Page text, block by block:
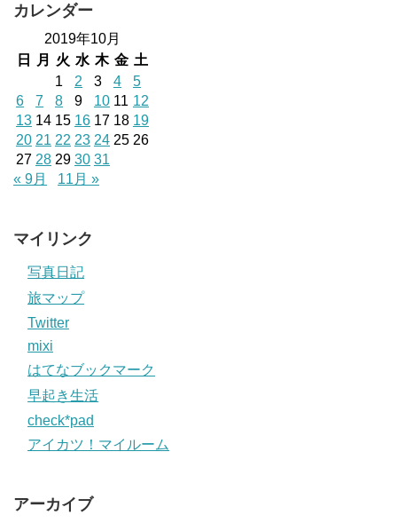
カレンダー
2019年10月
日
月 火 水 木 金 土
1
2 3 4
5
6
7 8 9 10 11 12
13 14 15 16 17 18 19
20 21 22 23 24 25 26
27 28 29 30 31
« 9月
11月 »
マイリンク
写真日記
旅マップ
Twitter
mixi
はてなブックマーク
早起き生活
check*pad
アイカツ！マイルーム
アーカイブ